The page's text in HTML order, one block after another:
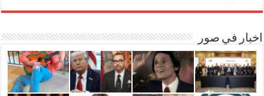
اخبار في صور